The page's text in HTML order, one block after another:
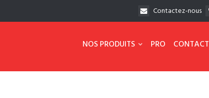
Contactez-nous
NOS PRODUITS PRO CONTACT